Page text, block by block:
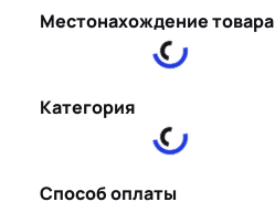
Местонахождение товара
Категория
Способ оплаты